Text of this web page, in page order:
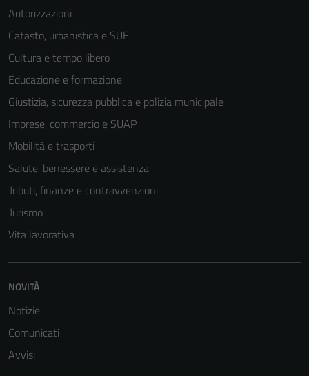
Autorizzazioni
Catasto, urbanistica e SUE
Cultura e tempo libero
Educazione e formazione
Giustizia, sicurezza pubblica e polizia municipale
Imprese, commercio e SUAP
Mobilità e trasporti
Salute, benessere e assistenza
Tributi, finanze e contravvenzioni
Turismo
Vita lavorativa
NOVITÀ
Notizie
Comunicati
Avvisi